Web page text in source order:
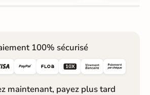
100% sécurisé
  
maintenant, payez plus tard